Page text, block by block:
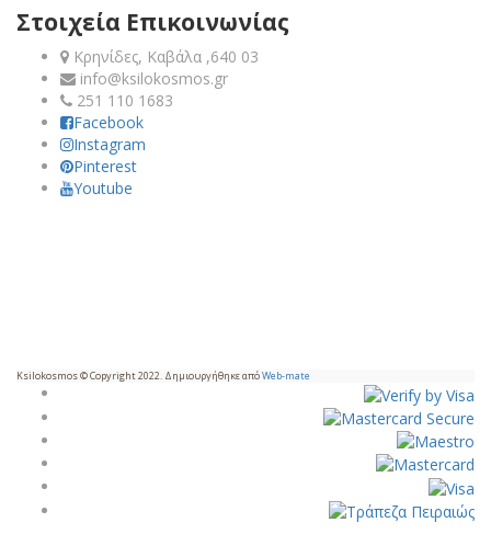
Στοιχεία Επικοινωνίας
Κρηνίδες, Καβάλα ,640 03
info@ksilokosmos.gr
251 110 1683
Facebook
Instagram
Pinterest
Youtube
Ksilokosmos © Copyright 2022. Δημιουργήθηκε απόWeb-mate